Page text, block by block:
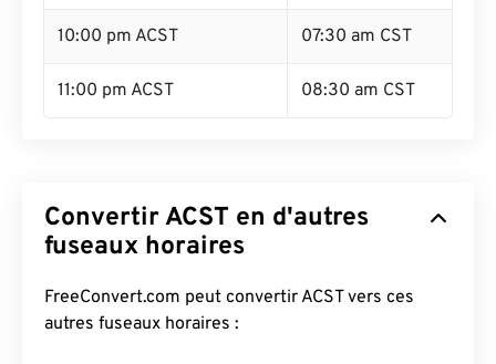
10:00 pm ACST 07:30 am CST
11:00 pm ACST 08:30 am CST
Convertir ACST en d'autres
fuseaux horaires
FreeConvert.com peut convertir ACST vers ces
autres fuseaux horaires :